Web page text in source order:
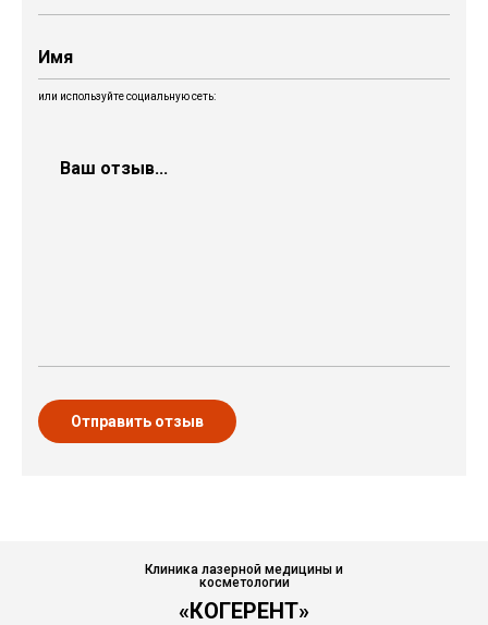
или используйте социальную сеть:
Отправить отзыв
Клиника лазерной медицины и
косметологии
«КОГЕРЕНТ»